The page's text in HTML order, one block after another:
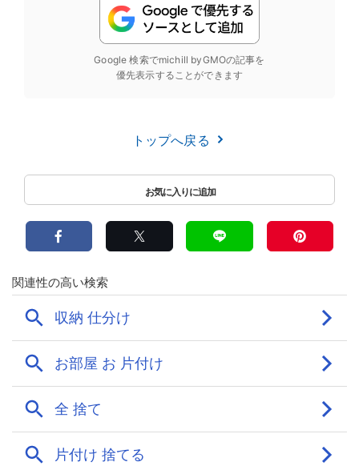
Google 検索でmichill byGMOの記事を
優先表示することができます
トップへ戻る